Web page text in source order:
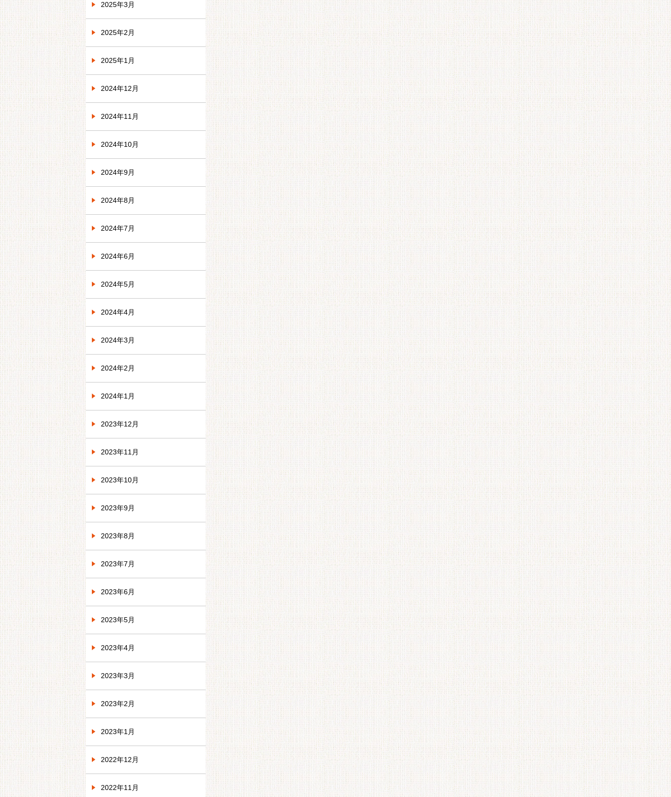
2025年3月
2025年2月
2025年1月
2024年12月
2024年11月
2024年10月
2024年9月
2024年8月
2024年7月
2024年6月
2024年5月
2024年4月
2024年3月
2024年2月
2024年1月
2023年12月
2023年11月
2023年10月
2023年9月
2023年8月
2023年7月
2023年6月
2023年5月
2023年4月
2023年3月
2023年2月
2023年1月
2022年12月
2022年11月